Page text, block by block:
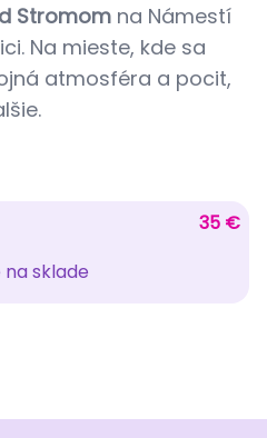
Stromom na Námestí
Na mieste, kde sa
atmosféra a pocit,
35 €
na sklade